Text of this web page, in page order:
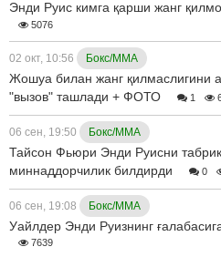
Энди Руис кимга қарши жанг
5076
02 окт, 10:56 Бокс/ММА
Жошуа билан жанг қилмаслигини
"вызов" ташлади + ФОТО
1
06 сен, 19:50 Бокс/ММА
Тайсон Фьюри Энди Руисни
миннаддорчилик билдирди
0
06 сен, 19:08 Бокс/ММА
Уайлдер Энди Руизнинг
7639